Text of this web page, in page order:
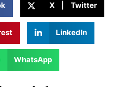
X | Twitter
LinkedIn
WhatsApp